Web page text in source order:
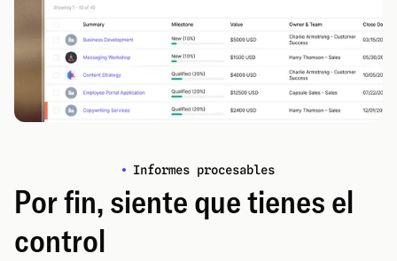
Informes procesables
Por fin, siente que tienes el
control